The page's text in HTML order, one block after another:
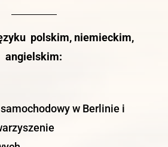
polskim, niemieckim,
angielskim:
w Berlinie i